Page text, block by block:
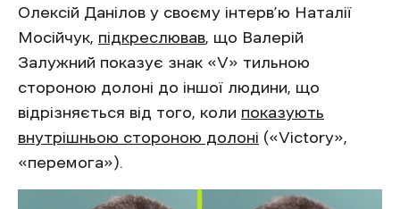
Олексій Данілов у своєму інтерв’ю Наталії
Мосійчук, підкреслював, що Валерій
Залужний показує знак «V» тильною
стороною долоні до іншої людини, що
відрізняється від того, коли показують
внутрішньою стороною долоні («Victory»,
«перемога»).